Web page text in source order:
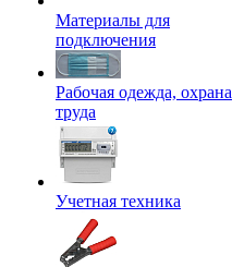
Материалы для
подключения
Рабочая одежда, охрана
труда
Учетная техника